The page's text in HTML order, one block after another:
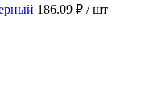
186.09 ₽ / шт